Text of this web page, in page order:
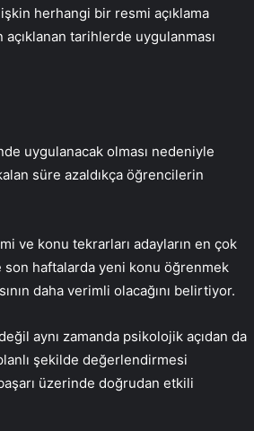
herhangi bir resmi açıklama
tarihlerde uygulanması
uygulanacak olması nedeniyle
süre azaldıkça öğrencilerin
ve konu tekrarları adayların en çok
son haftalarda yeni konu öğrenmek
daha verimli olacağını belirtiyor.
aynı zamanda psikolojik açıdan da
şekilde değerlendirmesi
üzerinde doğrudan etkili